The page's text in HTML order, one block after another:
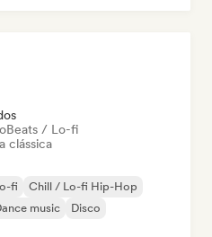
Beats / Lo-fi
clássica
fi
Chill / Lo-fi Hip-Hop
music
Disco